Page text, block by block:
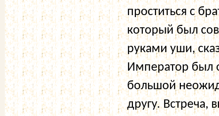
проститься с
который был
руками уши,
Император был
большой
другу. Встреча,